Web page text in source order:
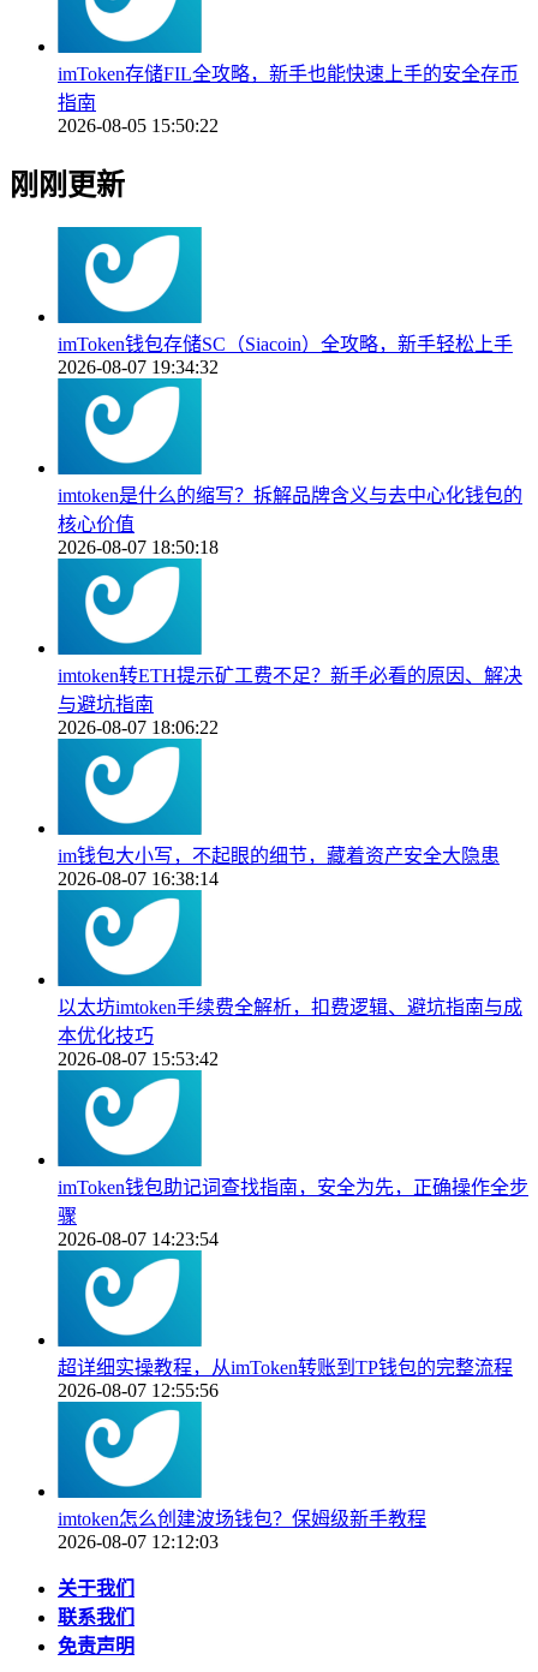
imToken存储FIL全攻略，新手也能快速上手的安全存币
指南
2026-08-05 15:50:22
刚刚更新
imToken钱包存储SC（Siacoin）全攻略，新手轻松上手
2026-08-07 19:34:32
imtoken是什么的缩写？拆解品牌含义与去中心化钱包的
核心价值
2026-08-07 18:50:18
imtoken转ETH提示矿工费不足？新手必看的原因、解决
与避坑指南
2026-08-07 18:06:22
im钱包大小写，不起眼的细节，藏着资产安全大隐患
2026-08-07 16:38:14
以太坊imtoken手续费全解析，扣费逻辑、避坑指南与成
本优化技巧
2026-08-07 15:53:42
imToken钱包助记词查找指南，安全为先，正确操作全步
骤
2026-08-07 14:23:54
超详细实操教程，从imToken转账到TP钱包的完整流程
2026-08-07 12:55:56
imtoken怎么创建波场钱包？保姆级新手教程
2026-08-07 12:12:03
关于我们
联系我们
免责声明